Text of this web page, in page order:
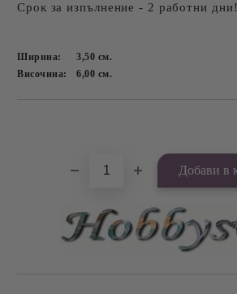
Срок за изпълнение - 2 работни дни!
Ширина: 3,50 см.
Височина:
6,00 см.